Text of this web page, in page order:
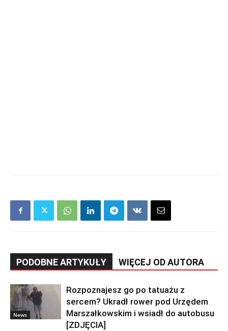
PODOBNE ARTYKUŁY WIĘCEJ OD AUTORA
News
Rozpoznajesz go po tatuażu z
sercem? Ukradł rower pod Urzędem
Marszałkowskim i wsiadł do autobusu
[ZDJĘCIA]